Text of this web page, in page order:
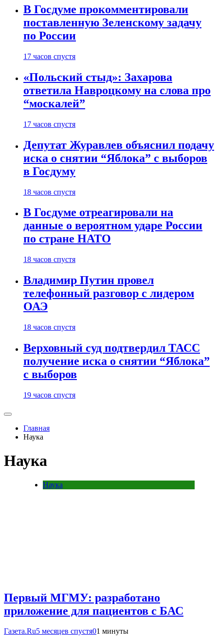
В Госдуме прокомментировали
поставленную Зеленскому задачу
по России
17 часов спустя
«Польский стыд»: Захарова
ответила Навроцкому на слова про
“москалей”
17 часов спустя
Депутат Журавлев объяснил подачу
иска о снятии “Яблока” с выборов
в Госдуму
18 часов спустя
В Госдуме отреагировали на
данные о вероятном ударе России
по стране НАТО
18 часов спустя
Владимир Путин провел
телефонный разговор с лидером
ОАЭ
18 часов спустя
Верховный суд подтвердил ТАСС
получение иска о снятии “Яблока”
с выборов
19 часов спустя
Главная
Наука
Наука
Наука
Первый МГМУ: разработано
приложение для пациентов с БАС
Газета.Ru5 месяцев спустя01 минуты